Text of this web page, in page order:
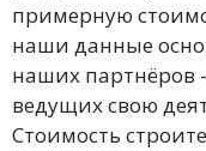
примерную
наши данные
наших партнёров
ведущих свою
Стоимость